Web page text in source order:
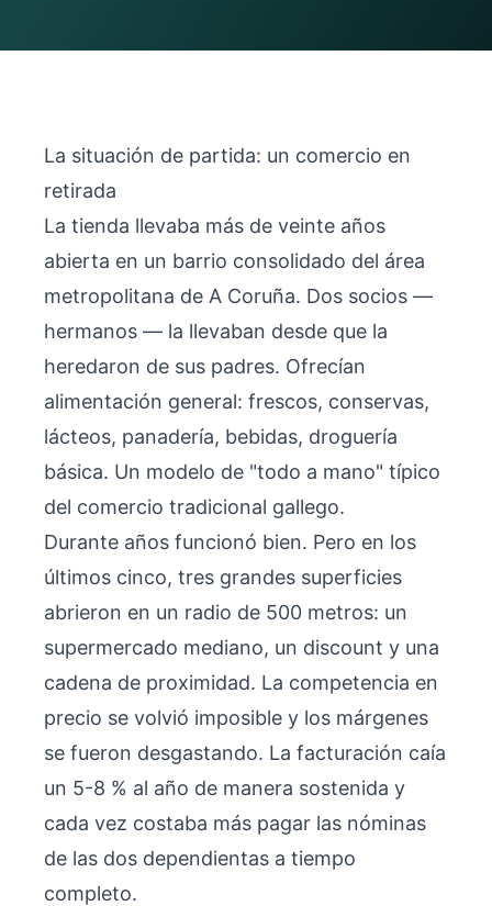
La situación de partida: un comercio en
retirada
La tienda llevaba más de veinte años
abierta en un barrio consolidado del área
metropolitana de A Coruña. Dos socios —
hermanos — la llevaban desde que la
heredaron de sus padres. Ofrecían
alimentación general: frescos, conservas,
lácteos, panadería, bebidas, droguería
básica. Un modelo de "todo a mano" típico
del comercio tradicional gallego.
Durante años funcionó bien. Pero en los
últimos cinco, tres grandes superficies
abrieron en un radio de 500 metros: un
supermercado mediano, un discount y una
cadena de proximidad. La competencia en
precio se volvió imposible y los márgenes
se fueron desgastando. La facturación caía
un 5-8 % al año de manera sostenida y
cada vez costaba más pagar las nóminas
de las dos dependientas a tiempo
completo.